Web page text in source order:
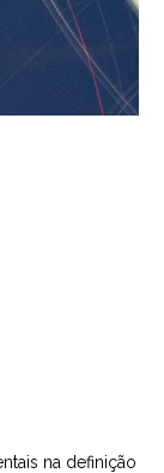
na definição